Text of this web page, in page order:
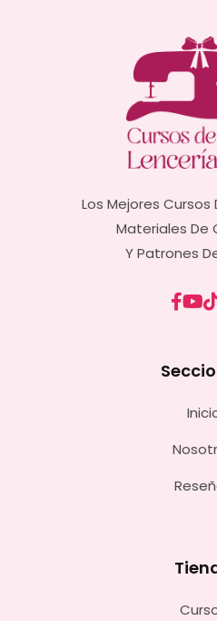
Los Mejores Cursos
Materiales De
Y Patrones